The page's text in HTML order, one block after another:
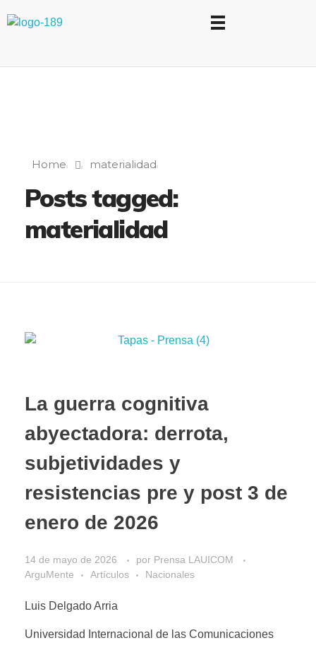
Home materialidad
Posts tagged:
materialidad
La guerra cognitiva
abyectadora: derrota,
subjetividades y
resistencias pre y post 3 de
enero de 2026
14 de mayo de 2026 por Prensa LAUICOM
ArguMente
Artículos Nacionales
Luis Delgado Arria
Universidad Internacional de las Comunicaciones